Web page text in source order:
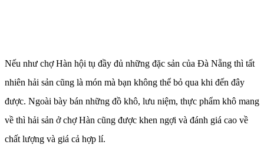
Nếu như chợ Hàn hội tụ đầy đủ những đặc sản của Đà Nẵng thì tất
nhiên hải sản cũng là món mà bạn không thể bỏ qua khi đến đây
được. Ngoài bày bán những đồ khô, lưu niệm, thực phẩm khô mang
về thì hải sản ở chợ Hàn cũng được khen ngợi và đánh giá cao về
chất lượng và giá cả hợp lí.